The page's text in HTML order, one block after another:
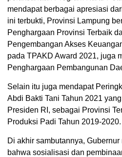
mendapat berbagai apresiasi
ini terbukti, Provinsi Lampung
Penghargaan Provinsi Terbaik
Pengembangan Akses
pada TPAKD Award 2021, juga
Penghargaan Pembangunan
Selain itu juga mendapat
Abdi Bakti Tani Tahun 2021
Presiden RI, sebagai Provinsi
Produksi Padi Tahun 2019-2020.
Di akhir sambutannya, Gubernur
bahwa sosialisasi dan